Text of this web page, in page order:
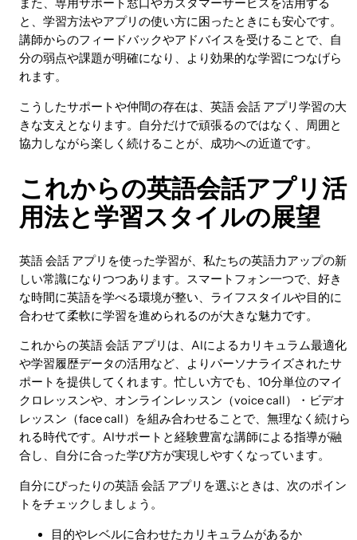
また、専用サポート窓口やカスタマーサービスを活用する
と、学習方法やアプリの使い方に困ったときにも安心です。
講師からのフィードバックやアドバイスを受けることで、自
分の弱点や課題が明確になり、より効果的な学習につなげら
れます。
こうしたサポートや仲間の存在は、英語 会話 アプリ学習の大
きな支えとなります。自分だけで頑張るのではなく、周囲と
協力しながら楽しく続けることが、成功への近道です。
これからの英語会話アプリ活
用法と学習スタイルの展望
英語 会話 アプリを使った学習が、私たちの英語力アップの新
しい常識になりつつあります。スマートフォン一つで、好き
な時間に英語を学べる環境が整い、ライフスタイルや目的に
合わせて柔軟に学習を進められるのが大きな魅力です。
これからの英語 会話 アプリは、AIによるカリキュラム最適化
や学習履歴データの活用など、よりパーソナライズされたサ
ポートを提供してくれます。忙しい方でも、10分単位のマイ
クロレッスンや、オンラインレッスン（voice call）・ビデオ
レッスン（face call）を組み合わせることで、無理なく続けら
れる時代です。AIサポートと経験豊富な講師による指導が融
合し、自分に合った学び方が実現しやすくなっています。
自分にぴったりの英語 会話 アプリを選ぶときは、次のポイン
トをチェックしましょう。
目的やレベルに合わせたカリキュラムがあるか